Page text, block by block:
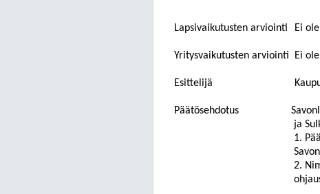
Lapsivaikutusten arviointi Ei
Yritysvaikutusten arviointi Ei
Esittelijä
Päätösehdotus
ja
1.
2.